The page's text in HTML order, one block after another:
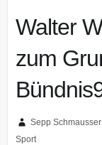
Walter
zum
Sepp Schmausser
Sport